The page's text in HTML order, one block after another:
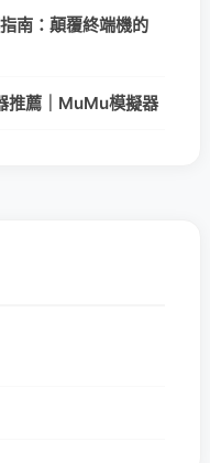
南：顛覆終端機的
推薦｜MuMu模擬器